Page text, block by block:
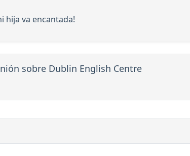
hija va encantada!
sobre Dublin English Centre